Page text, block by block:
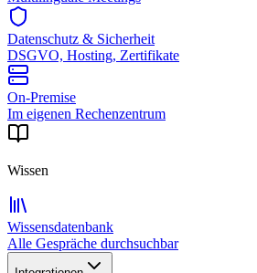
Datenschutz & Sicherheit
DSGVO, Hosting, Zertifikate
On-Premise
Im eigenen Rechenzentrum
Wissen
Wissensdatenbank
Alle Gespräche durchsuchbar